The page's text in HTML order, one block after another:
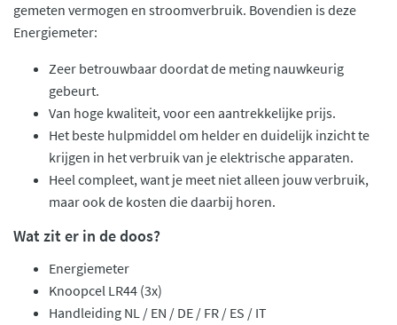
gemeten vermogen en stroomverbruik. Bovendien is deze
Energiemeter:
Zeer betrouwbaar doordat de meting nauwkeurig
gebeurt.
Van hoge kwaliteit, voor een aantrekkelijke prijs.
Het beste hulpmiddel om helder en duidelijk inzicht te
krijgen in het verbruik van je elektrische apparaten.
Heel compleet, want je meet niet alleen jouw verbruik,
maar ook de kosten die daarbij horen.
Wat zit er in de doos?
Energiemeter
Knoopcel LR44 (3x)
Handleiding NL / EN / DE / FR / ES / IT